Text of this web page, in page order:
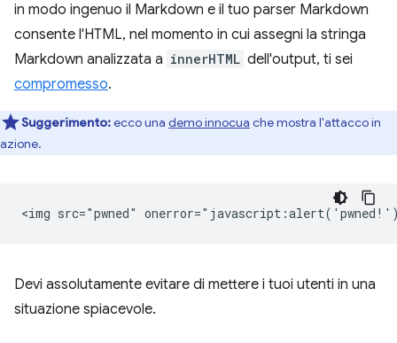
in modo ingenuo il Markdown e il tuo parser Markdown
consente l'HTML, nel momento in cui assegni la stringa
Markdown analizzata a innerHTML dell'output, ti sei
compromesso.
Suggerimento:ecco una demo innocua che mostra l'attacco in
azione.
Devi assolutamente evitare di mettere i tuoi utenti in una
situazione spiacevole.